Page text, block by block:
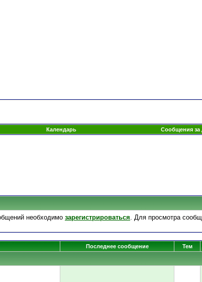
Календарь Сообщения за
необходимо зарегистрироваться. Для просмотра
Последнее сообщение Тем